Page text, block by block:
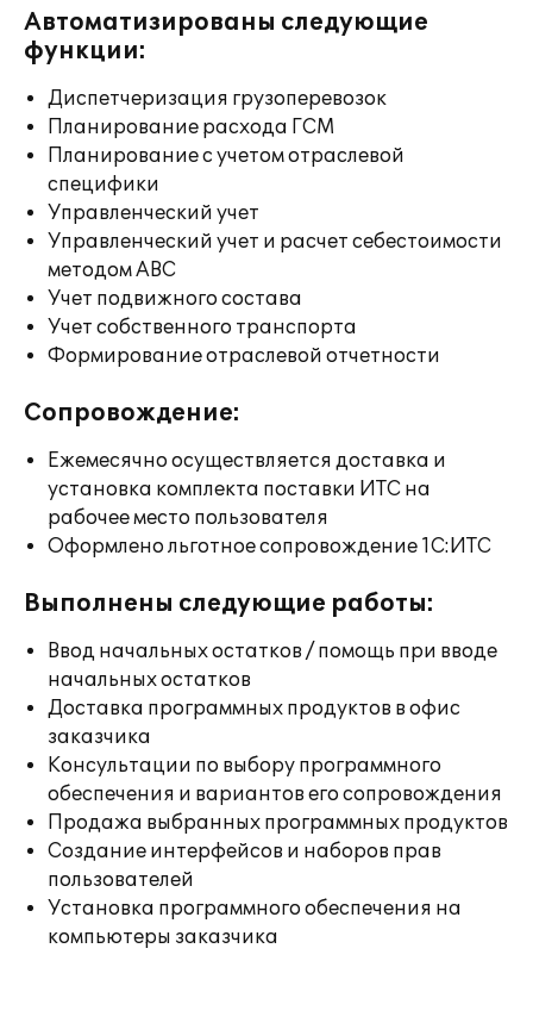
Автоматизированы следующие
функции:
Диспетчеризация грузоперевозок
Планирование расхода ГСМ
Планирование с учетом отраслевой
специфики
Управленческий учет
Управленческий учет и расчет себестоимости
методом ABC
Учет подвижного состава
Учет собственного транспорта
Формирование отраслевой отчетности
Сопровождение:
Ежемесячно осуществляется доставка и
установка комплекта поставки ИТС на
рабочее место пользователя
Оформлено льготное сопровождение 1С:ИТС
Выполнены следующие работы:
Ввод начальных остатков / помощь при вводе
начальных остатков
Доставка программных продуктов в офис
заказчика
Консультации по выбору программного
обеспечения и вариантов его сопровождения
Продажа выбранных программных продуктов
Создание интерфейсов и наборов прав
пользователей
Установка программного обеспечения на
компьютеры заказчика